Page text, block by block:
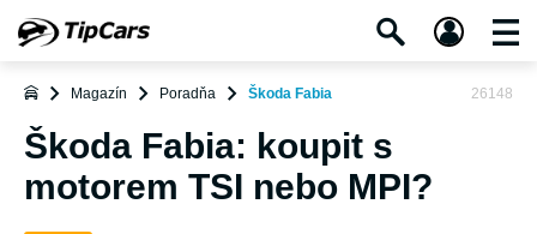
Magazín Poradňa Škoda Fabia 26148
Škoda Fabia: koupit s
motorem TSI nebo MPI?